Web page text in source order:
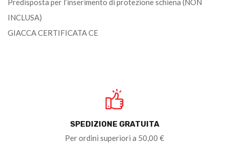
Predisposta per l’inserimento di protezione schiena (NON
INCLUSA)
GIACCA CERTIFICATA CE
SPEDIZIONE GRATUITA
Per ordini superiori a 50,00 €